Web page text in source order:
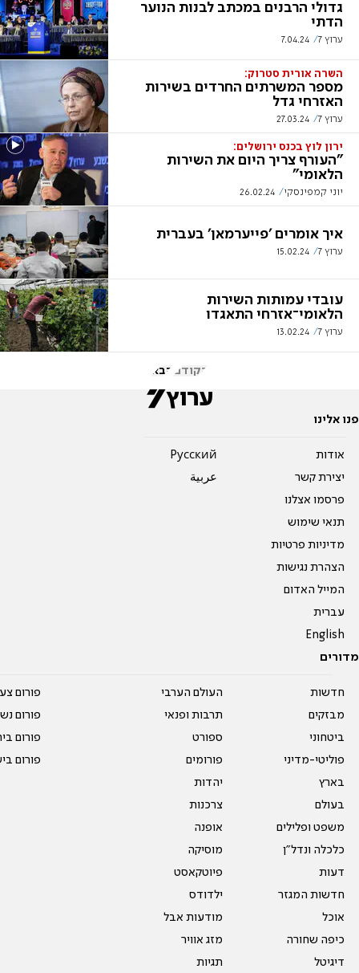
גדולי הרבנים במכתב לבנות הנוער
הדתי
ערוץ 7 7.04.24
השרה אורית סטרוק:
מספר המשרתים החרדים בשירות
האזרחי גדל
ערוץ 7 27.03.24
ירון לוץ בכנס ירושלים:
"העורף צריך היום את השירות
הלאומי"
יוני קמפינסקי 26.02.24
איך אומרים 'פייערמאן' בעברית
ערוץ 7 15.02.24
עובדי עמותות השירות
הלאומי־אזרחי התאגדו
ערוץ 7 13.02.24
הקודם הבא
פנו אלינו
אודות
יצירת קשר
פרסמו אצלנו
תנאי שימוש
מדיניות פרטיות
הצהרת נגישות
המייל האדום
עברית
English
Pусский
عربية
מדורים
חדשות
מבזקים
ביטחוני
פוליטי-מדיני
בארץ
בעולם
משפט ופלילים
כלכלה ונדל"ן
דעות
חדשות המגזר
אוכל
כיפה שחורה
דיגיטל
העולם הערבי
תרבות ופנאי
ספורט
פורומים
יהדות
צרכנות
אופנה
מוסיקה
פיוטקאסט
ילדודס
מודעות אבל
מזג אוויר
תגיות
פורום
פורום
פורום
פורום